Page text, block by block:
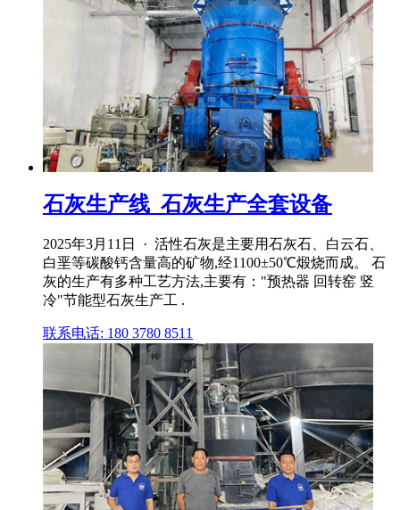
石灰生产线_石灰生产全套设备
2025年3月11日 · 活性石灰是主要用石灰石、白云石、
白垩等碳酸钙含量高的矿物,经1100±50℃煅烧而成。 石
灰的生产有多种工艺方法,主要有："预热器 回转窑 竖
冷"节能型石灰生产工 .
联系电话: 180 3780 8511